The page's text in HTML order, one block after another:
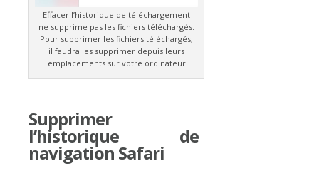
Effacer l’historique de téléchargement
ne supprime pas les fichiers téléchargés.
Pour supprimer les fichiers téléchargés,
il faudra les supprimer depuis leurs
emplacements sur votre ordinateur
Supprimer
l’historique de
navigation Safari